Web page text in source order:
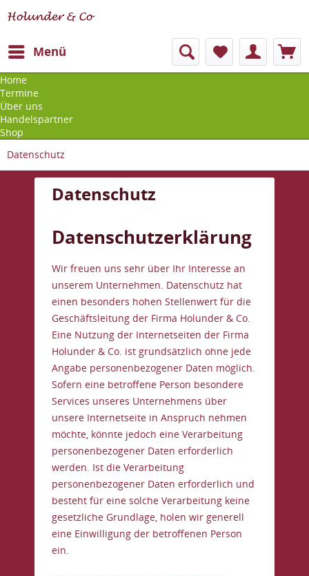
Menü
Home
Termine
Über uns
Handelspartner
Shop
Datenschutz
Datenschutz
Datenschutzerklärung
Wir freuen uns sehr über Ihr Interesse an
unserem Unternehmen. Datenschutz hat
einen besonders hohen Stellenwert für die
Geschäftsleitung der Firma Holunder & Co.
Eine Nutzung der Internetseiten der Firma
Holunder & Co. ist grundsätzlich ohne jede
Angabe personenbezogener Daten möglich.
Sofern eine betroffene Person besondere
Services unseres Unternehmens über
unsere Internetseite in Anspruch nehmen
möchte, könnte jedoch eine Verarbeitung
personenbezogener Daten erforderlich
werden. Ist die Verarbeitung
personenbezogener Daten erforderlich und
besteht für eine solche Verarbeitung keine
gesetzliche Grundlage, holen wir generell
eine Einwilligung der betroffenen Person
ein.